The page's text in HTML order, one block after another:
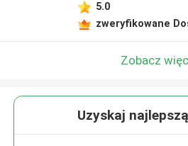
5.0
zweryfikowane
Zobacz
Uzyskaj